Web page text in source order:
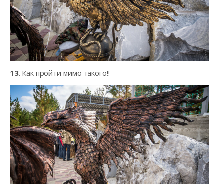
13. Как пройти мимо такого!!